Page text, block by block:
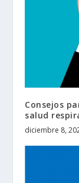
Consejos
salud
diciembre 8,